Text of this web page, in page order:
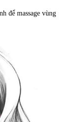
để massage vùng